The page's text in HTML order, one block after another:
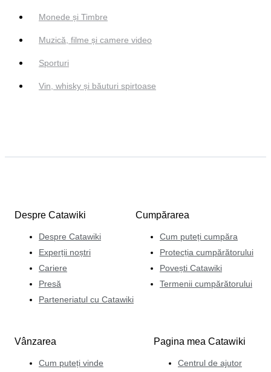
Monede și Timbre
Muzică, filme și camere video
Sporturi
Vin, whisky și băuturi spirtoase
Despre Catawiki
Despre Catawiki
Experții noștri
Cariere
Presă
Parteneriatul cu Catawiki
Cumpărarea
Cum puteți cumpăra
Protecția cumpărătorului
Povești Catawiki
Termenii cumpărătorului
Vânzarea
Cum puteți vinde
Pagina mea Catawiki
Centrul de ajutor